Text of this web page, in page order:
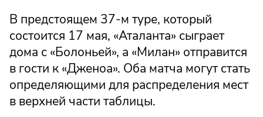
В предстоящем 37-м туре, который
состоится 17 мая, «Аталанта» сыграет
дома с «Болоньей», а «Милан» отправится
в гости к «Дженоа». Оба матча могут стать
определяющими для распределения мест
в верхней части таблицы.